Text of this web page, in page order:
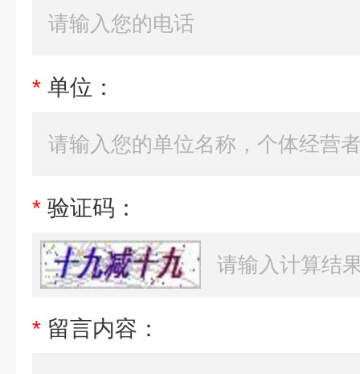
* 单位：
* 验证码：
* 留言内容：